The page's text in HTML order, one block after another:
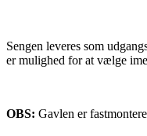
Sengen leveres som
er mulighed for at vælge
OBS: Gavlen er